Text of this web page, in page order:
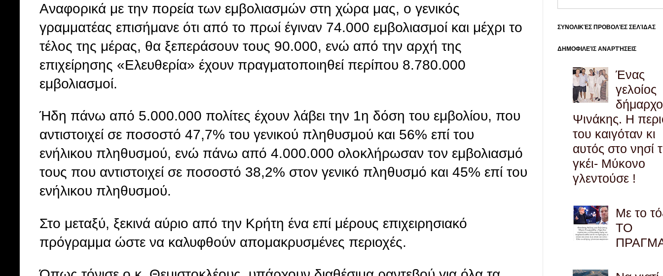
Αναφορικά με την πορεία των εμβολιασμών στη χώρα μας, ο γενικός
γραμματέας επισήμανε ότι από το πρωί έγιναν 74.000 εμβολιασμοί και μέχρι το
τέλος της μέρας, θα ξεπεράσουν τους 90.000, ενώ από την αρχή της
επιχείρησης «Ελευθερία» έχουν πραγματοποιηθεί περίπου 8.780.000
εμβολιασμοί.
Ήδη πάνω από 5.000.000 πολίτες έχουν λάβει την 1η δόση του εμβολίου, που
αντιστοιχεί σε ποσοστό 47,7% του γενικού πληθυσμού και 56% επί του
ενήλικου πληθυσμού, ενώ πάνω από 4.000.000 ολοκλήρωσαν τον εμβολιασμό
τους που αντιστοιχεί σε ποσοστό 38,2% στον γενικό πληθυσμό και 45% επί του
ενήλικου πληθυσμού.
Στο μεταξύ, ξεκινά αύριο από την Κρήτη ένα επί μέρους επιχειρησιακό
πρόγραμμα ώστε να καλυφθούν απομακρυσμένες περιοχές.
ΣΥΝΟΛΙΚΈΣ ΠΡΟΒΟΛΈΣ ΣΕΛΊΔΑΣ
ΔΗΜΟΦΙΛΕΊΣ ΑΝΑΡΤΉΣΕΙΣ
Ένας
γελοίος
Ψινάκης. Η
του καιγόταν κι
αυτός στο νησί
γκέι- Μύκονο
γλεντούσε !
Με το
ΤΟ